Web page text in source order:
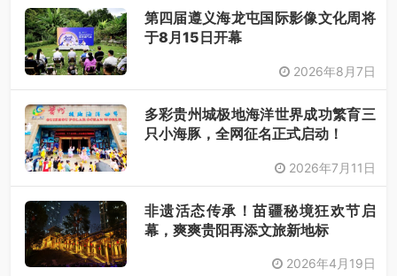
第四届遵义海龙屯国际影像文化周将
于8月15日开幕
2026年8月7日
多彩贵州城极地海洋世界成功繁育三
只小海豚，全网征名正式启动！
2026年7月11日
非遗活态传承！苗疆秘境狂欢节启
幕，爽爽贵阳再添文旅新地标
2026年4月19日